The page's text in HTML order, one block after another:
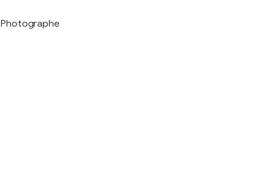
Photographe